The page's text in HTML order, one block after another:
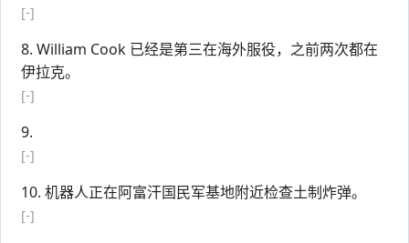
[-]
8. William Cook 已经是第三在海外服役，之前两次都在
伊拉克。
[-]
9.
[-]
10. 机器人正在阿富汗国民军基地附近检查土制炸弹。
[-]